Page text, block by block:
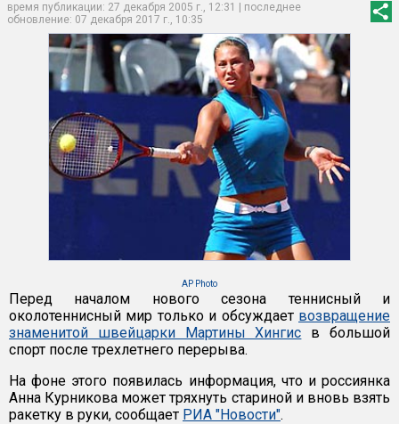
время публикации: 27 декабря 2005 г., 12:31 | последнее
обновление: 07 декабря 2017 г., 10:35
AP Photo
Перед началом нового сезона теннисный и
околотеннисный мир только и обсуждает возвращение
знаменитой швейцарки Мартины Хингис в большой
спорт после трехлетнего перерыва.
На фоне этого появилась информация, что и россиянка
Анна Курникова может тряхнуть стариной и вновь взять
ракетку в руки, сообщает РИА "Новости".